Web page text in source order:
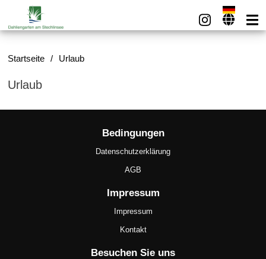
Startseite / Urlaub
Urlaub
Bedingungen
Datenschutzerklärung
AGB
Impressum
Impressum
Kontakt
Besuchen Sie uns